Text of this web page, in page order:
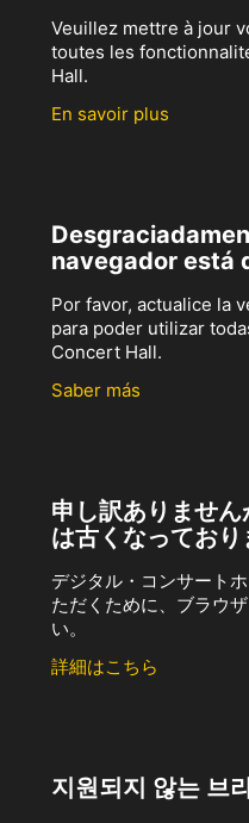
Veuillez mettre à jour
toutes les
Hall.
En savoir plus
navegador está
Por favor, actualice la
para poder utilizar
Concert Hall.
Saber más
申し訳ありませ
は古くなっており
デジタル・コンサート
ただくために、ブラウ
い。
詳細はこちら
지원되지 않는 브